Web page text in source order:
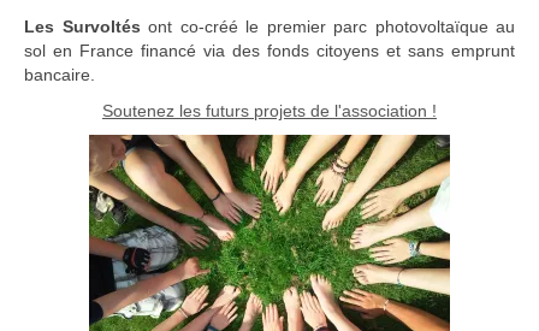
Les Survoltés ont co-créé le premier parc photovoltaïque au
sol en France financé via des fonds citoyens et sans emprunt
bancaire.
Soutenez les futurs projets de l'association !